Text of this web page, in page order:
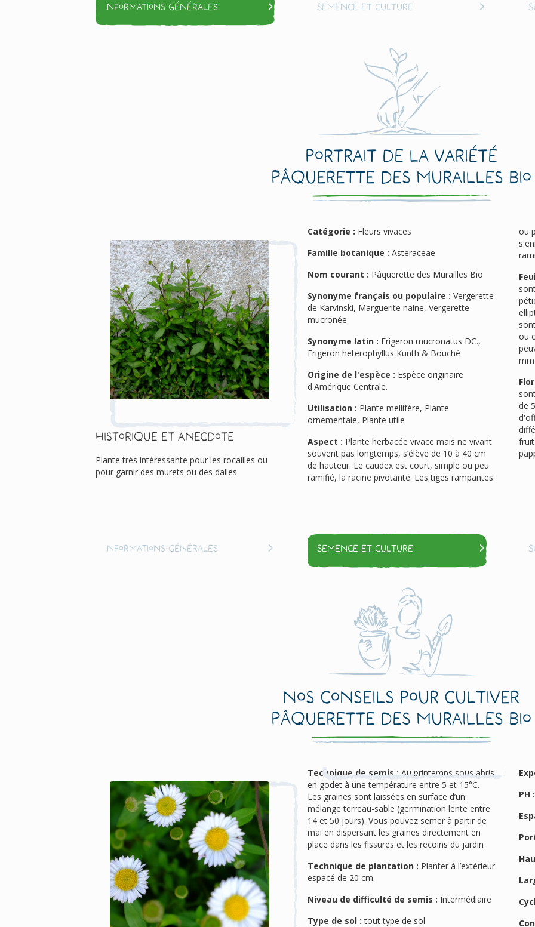
Informations générales Semence et culture
Portrait de la variété
Pâquerette des Murailles Bio
Historique et anecdote
Plante très intéressante pour les rocailles ou
pour garnir des murets ou des dalles.
Catégorie : Fleurs vivaces
Famille botanique : Asteraceae
Nom courant : Pâquerette des Murailles Bio
Synonyme français ou populaire :
de Karvinski, Marguerite naine, Vergerette
mucronée
Synonyme latin :
Erigeron heterophyllus Kunth & Bouché
Origine de l'espèce :
d'Amérique Centrale.
Utilisation :
ornementale, Plante utile
Aspect :
souvent pas longtemps, s’élève de 10 à 40 cm
de hauteur. Le caudex est court, simple ou peu
ramifié, la racine pivotante. Les tiges rampantes
ou
ou
de
Informations générales Semence et culture
Nos conseils pour cultiver
Pâquerette des Murailles Bio
Technique de semis :
en godet à une température entre 5 et 15°C.
Les graines sont laissées en surface d’un
mélange terreau-sable (germination lente entre
14 et 50 jours). Vous pouvez semer à partir de
mai en dispersant les graines directement en
place dans les fissures et les recoins du jardin
Technique de plantation :
espacé de 20 cm.
Niveau de difficulté de semis : Intermédiaire
Type de sol : tout type de sol
PH :